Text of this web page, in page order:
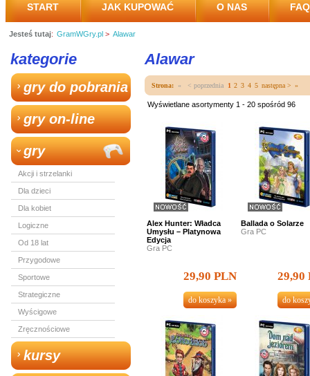
START JAK KUPOWAĆ O NAS FAQ
PRZESYŁKA
Jesteś tutaj: GramWGry.pl > Alawar
kategorie
gry do pobrania
gry on-line
gry
Akcji i strzelanki
Dla dzieci
Dla kobiet
Logiczne
Od 18 lat
Przygodowe
Sportowe
Strategiczne
Wyścigowe
Zręcznościowe
kursy
Alawar
Strona: « < poprzednia 1 2 3 4 5 następna > »
Wyświetlane asortymenty 1 - 20 spośród 96
Alex Hunter: Władca
Umysłu – Platynowa
Edycja
Gra PC
29,90 PLN
Ballada o Solarze
Gra PC
29,90